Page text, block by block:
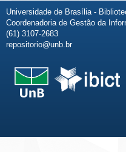
Universidade de Brasília -
Coordenadoria de Gestão da
(61) 3107-2683
repositorio@unb.br